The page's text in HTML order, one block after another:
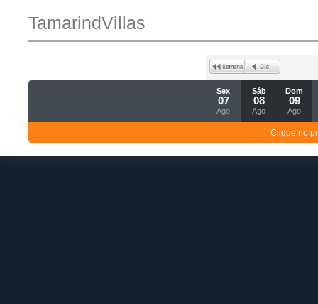
TamarindVillas
Sex
07
Ago
Sáb
08
Ago
Dom
09
Ago
Clique no